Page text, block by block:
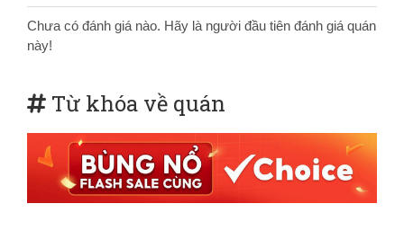
Chưa có đánh giá nào. Hãy là người đầu tiên đánh giá quán
này!
Từ khóa về quán